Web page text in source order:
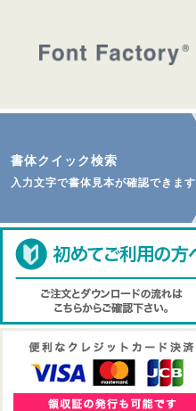
書体クイック検索
入力文字で書体見本が確認できます